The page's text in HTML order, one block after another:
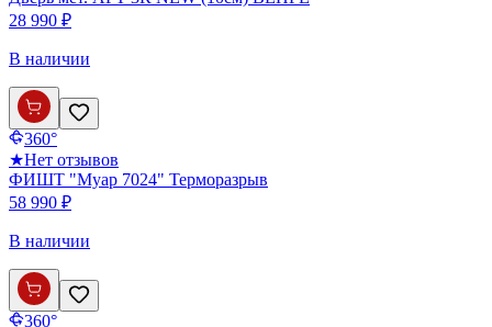
28 990 ₽
В наличии
360°
★Нет отзывов
ФИШТ "Муар 7024" Терморазрыв
58 990 ₽
В наличии
360°